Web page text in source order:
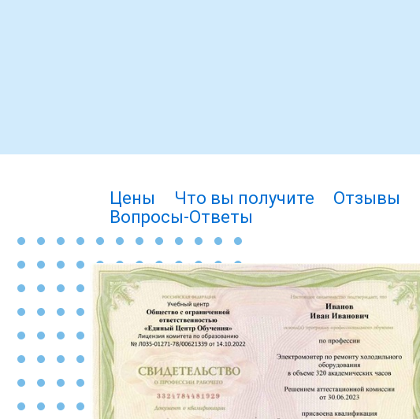
Цены Что вы получите Отзывы
Вопросы-Ответы